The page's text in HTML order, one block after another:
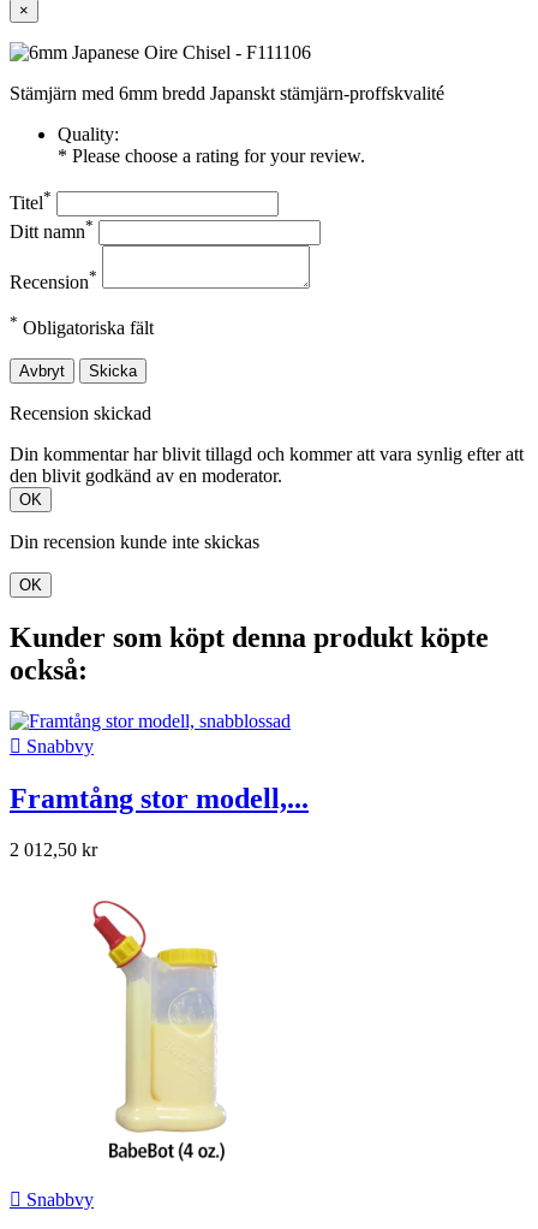
×
Stämjärn med 6mm bredd Japanskt stämjärn-proffskvalité
Quality:
* Please choose a rating for your review.
Titel*
Ditt namn*
Recension*
* Obligatoriska fält
Avbryt Skicka
Recension skickad
Din kommentar har blivit tillagd och kommer att vara synlig efter att
den blivit godkänd av en moderator.
OK
Din recension kunde inte skickas
OK
Kunder som köpt denna produkt köpte
också:
 Snabbvy
Framtång stor modell,...
2 012,50 kr
 Snabbvy